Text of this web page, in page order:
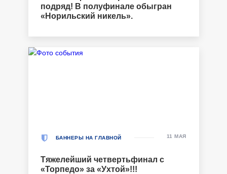
подряд! В полуфинале обыгран
«Норильский никель».
БАННЕРЫ НА ГЛАВНОЙ
Тяжелейший четвертьфинал с
«Торпедо» за «Ухтой»!!!
11 МАЯ